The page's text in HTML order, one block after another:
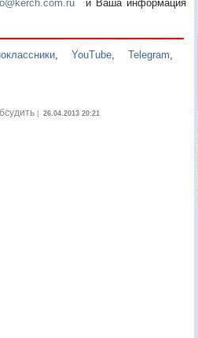
и Ваша информация
,YouTube ,Telegram
| 26.04.2013 20:21